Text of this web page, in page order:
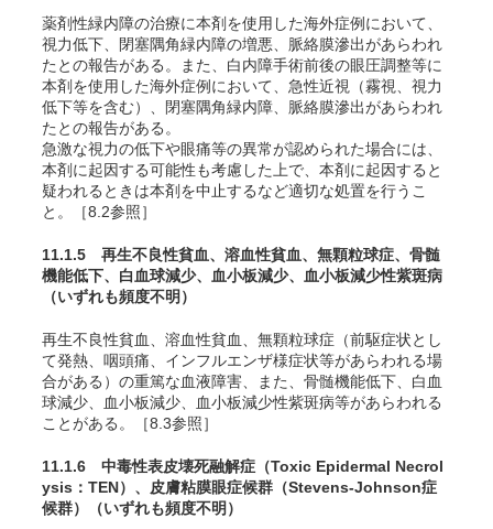
薬剤性緑内障の治療に本剤を使用した海外症例において、
視力低下、閉塞隅角緑内障の増悪、脈絡膜滲出があらわれ
たとの報告がある 。また、白内障手術前後の眼圧調整等に
本剤を使用した海外症例において、急性近視（霧視、視力
低下等を含む）、閉塞隅角緑内障、脈絡膜滲出があらわれ
たとの報告がある 。
急激な視力の低下や眼痛等の異常が認められた場合には、
本剤に起因する可能性も考慮した上で、本剤に起因すると
疑われるときは本剤を中止するなど適切な処置を行うこ
と。［8.2参照］
11.1.5 再生不良性貧血、溶血性貧血、無顆粒球症、骨髄
機能低下、白血球減少、血小板減少、血小板減少性紫斑病
（いずれも頻度不明）
再生不良性貧血、溶血性貧血、無顆粒球症（前駆症状とし
て発熱、咽頭痛、インフルエンザ様症状等があらわれる場
合がある）の重篤な血液障害、また、骨髄機能低下、白血
球減少、血小板減少、血小板減少性紫斑病等があらわれる
ことがある。［8.3参照］
11.1.6 中毒性表皮壊死融解症（Toxic Epidermal Necrol
ysis：TEN）、皮膚粘膜眼症候群（Stevens-Johnson症
候群）
（いずれも頻度不明）